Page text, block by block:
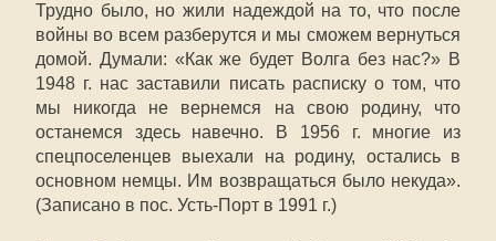
Трудно было, но жили надеждой на то, что после
войны во всем разберутся и мы сможем вернуться
домой. Думали: «Как же будет Волга без нас?» В
1948 г. нас заставили писать расписку о том, что
мы никогда не вернемся на свою родину, что
останемся здесь навечно. В 1956 г. многие из
спецпоселенцев выехали на родину, остались в
основном немцы. Им возвращаться было некуда».
(Записано в пос. Усть-Порт в 1991 г.)